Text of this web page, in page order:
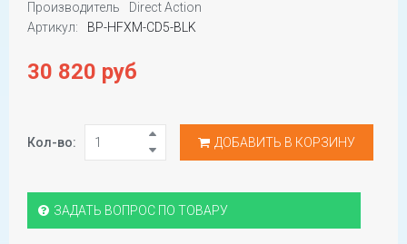
Производитель
Direct Action
Артикул:
BP-HFXM-CD5-BLK
30 820 руб
Кол-во: ДОБАВИТЬ В КОРЗИНУ
ЗАДАТЬ ВОПРОС ПО ТОВАРУ